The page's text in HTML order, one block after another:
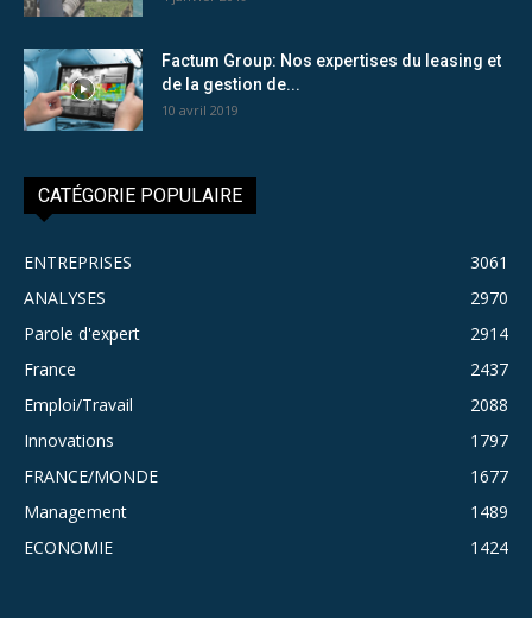
Factum Group: Nos expertises du leasing et
de la gestion de...
10 avril 2019
CATÉGORIE POPULAIRE
ENTREPRISES
3061
ANALYSES
2970
Parole d'expert
2914
France
2437
Emploi/Travail
2088
Innovations
1797
FRANCE/MONDE
1677
Management
1489
ECONOMIE
1424